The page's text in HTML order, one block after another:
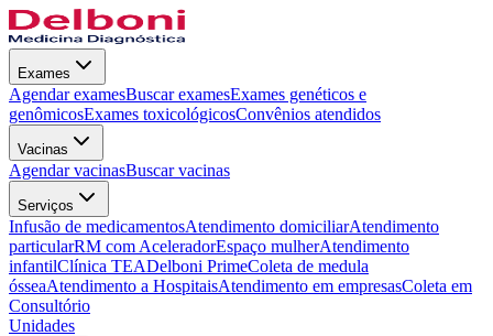
Exames
Agendar examesBuscar examesExames genéticos e
genômicosExames toxicológicosConvênios atendidos
Vacinas
Agendar vacinasBuscar vacinas
Serviços
Infusão de medicamentosAtendimento domiciliarAtendimento
particularRM com AceleradorEspaço mulherAtendimento
infantilClínica TEADelboni PrimeColeta de medula
ósseaAtendimento a HospitaisAtendimento em empresasColeta em
Consultório
Unidades